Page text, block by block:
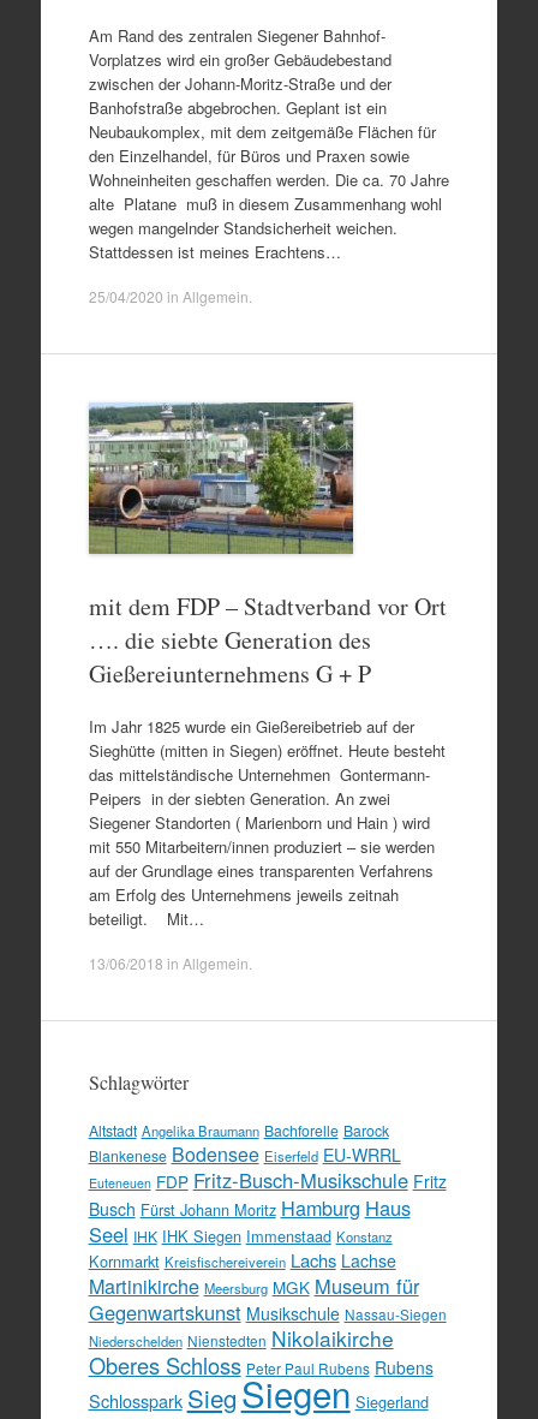
Am Rand des zentralen Siegener Bahnhof-
Vorplatzes wird ein großer Gebäudebestand
zwischen der Johann-Moritz-Straße und der
Banhofstraße abgebrochen. Geplant ist ein
Neubaukomplex, mit dem zeitgemäße Flächen für
den Einzelhandel, für Büros und Praxen sowie
Wohneinheiten geschaffen werden. Die ca. 70 Jahre
alte Platane muß in diesem Zusammenhang wohl
wegen mangelnder Standsicherheit weichen.
Stattdessen ist meines Erachtens…
25/04/2020 in Allgemein
mit dem FDP – Stadtverband vor Ort
…. die siebte Generation des
Gießereiunternehmens G + P
Im Jahr 1825 wurde ein Gießereibetrieb auf der
Sieghütte (mitten in Siegen) eröffnet. Heute besteht
das mittelständische Unternehmen Gontermann-
Peipers in der siebten Generation. An zwei
Siegener Standorten ( Marienborn und Hain ) wird
mit 550 Mitarbeitern/innen produziert – sie werden
auf der Grundlage eines transparenten Verfahrens
am Erfolg des Unternehmens jeweils zeitnah
beteiligt. Mit…
13/06/2018 in Allgemein
Schlagwörter
Altstadt Angelika Braumann Bachforelle Barock
Blankenese Bodensee Eiserfeld EU-WRRL
Euteneuen FDP Fritz-Busch-Musikschule Fritz
Busch Fürst Johann Moritz Hamburg Haus
Seel IHK IHK Siegen Immenstaad Konstanz
Kornmarkt Kreisfischereiverein Lachs Lachse
Martinikirche Meersburg MGK Museum für
Gegenwartskunst Musikschule Nassau-Siegen
Niederschelden Nienstedten Nikolaikirche
Oberes Schloss Peter Paul Rubens Rubens
Schlosspark SiegSiegen Siegerland